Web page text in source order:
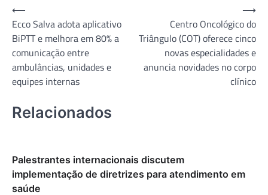
Navegação
de
Post
⟵
Ecco Salva adota aplicativo
BiPTT e melhora em 80% a
comunicação entre
ambulâncias, unidades e
equipes internas
Centro Oncológico do
Triângulo (COT) oferece cinco
novas especialidades e
anuncia novidades no corpo
clínico
⟶
Relacionados
Palestrantes internacionais discutem
implementação de diretrizes para atendimento em
saúde